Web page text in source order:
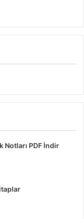
Notları PDF İndir